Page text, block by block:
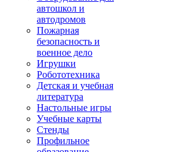
автошкол и
автодромов
Пожарная
безопасность и
военное дело
Игрушки
Робототехника
Детская и учебная
литература
Настольные игры
Учебные карты
Стенды
Профильное